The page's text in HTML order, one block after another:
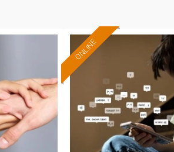
ONLINE
Formación 100%
subvencionada.
Para desempleados,
trabajadores y autónomos.
Sector
-